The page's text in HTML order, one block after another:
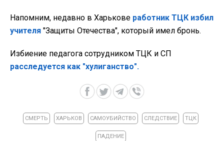
Напомним, недавно в Харькове работник ТЦК избил
учителя "Защиты Отечества", который имел бронь.
Избиение педагога сотрудником ТЦК и СП
расследуется как "хулиганство".
СМЕРТЬ ХАРЬКОВ САМОУБИЙСТВО СЛЕДСТВИЕ ТЦК
ПАДЕНИЕ